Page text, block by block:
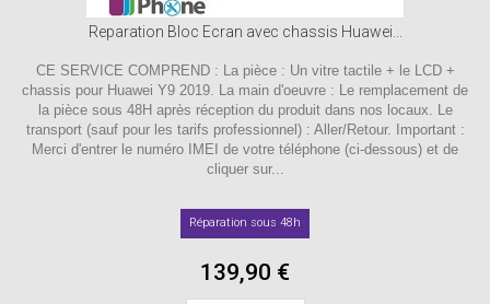
Reparation Bloc Ecran avec chassis Huawei...
CE SERVICE COMPREND : La pièce : Un vitre tactile + le LCD +
chassis pour Huawei Y9 2019. La main d'oeuvre : Le remplacement de
la pièce sous 48H après réception du produit dans nos locaux. Le
transport (sauf pour les tarifs professionnel) : Aller/Retour. Important :
Merci d'entrer le numéro IMEI de votre téléphone (ci-dessous) et de
cliquer sur...
Réparation sous 48h
139,90 €